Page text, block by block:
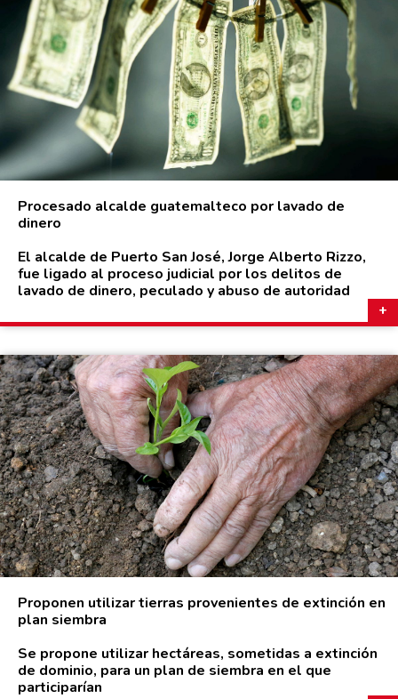
Procesado alcalde guatemalteco por lavado de
dinero
El alcalde de Puerto San José, Jorge Alberto Rizzo,
fue ligado al proceso judicial por los delitos de
lavado de dinero, peculado y abuso de autoridad
Proponen utilizar tierras provenientes de extinción en
plan siembra
Se propone utilizar hectáreas, sometidas a extinción
de dominio, para un plan de siembra en el que
participarían